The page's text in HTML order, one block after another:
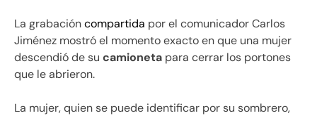
La grabacióncompartida por el comunicador Carlos
Jiménez mostró el momento exacto en que una mujer
descendió de su camioneta para cerrar los portones
que le abrieron.
La mujer, quien se puede identificar por su sombrero,